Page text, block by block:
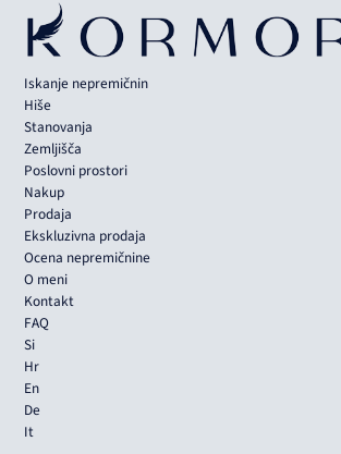
Iskanje nepremičnin
Hiše
Stanovanja
Zemljišča
Poslovni prostori
Nakup
Prodaja
Ekskluzivna prodaja
Ocena nepremičnine
O meni
Kontakt
FAQ
Si
Hr
En
De
It